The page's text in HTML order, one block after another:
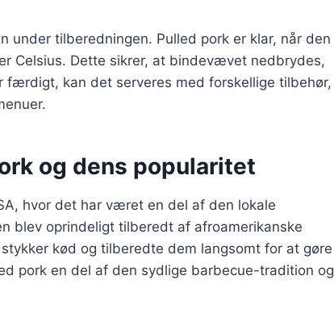
under tilberedningen. Pulled pork er klar, når den
Celsius. Dette sikrer, at bindevævet nedbrydes,
kan det serveres med forskellige tilbehør,
og dens popularitet
hvor det har været en del af den lokale
blev oprindeligt tilberedt af afroamerikanske
kød og tilberedte dem langsomt for at gøre
pork en del af den sydlige barbecue-tradition og